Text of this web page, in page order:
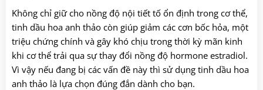
Không chỉ giữ cho nồng độ nội tiết tố ổn định trong cơ thể,
tinh dầu hoa anh thảo còn giúp giảm các cơn bốc hỏa, một
triệu chứng chính và gây khó chịu trong thời kỳ mãn kinh
khi cơ thể trải qua sự thay đổi nồng độ hormone estradiol.
Vì vậy nếu đang bị các vấn đề này thì sử dụng tinh dầu hoa
anh thảo là lựa chọn đúng đắn dành cho bạn.